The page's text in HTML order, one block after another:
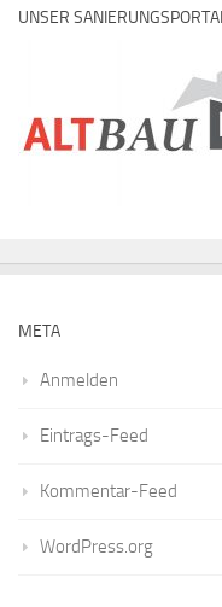
UNSER
META
Anmelden
Eintrags-Feed
Kommentar-Feed
WordPress.org